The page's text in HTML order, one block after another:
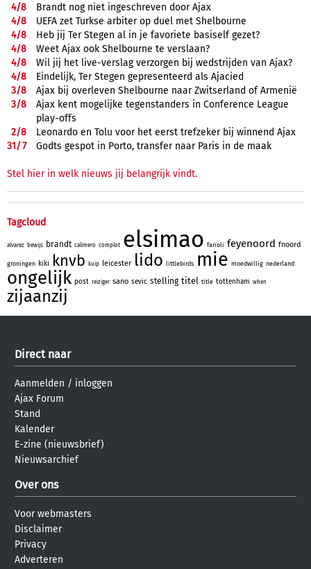
4/8
Brandt nog niet ingeschreven door Ajax
4/8
UEFA zet Turkse arbiter op duel met Shelbourne
4/8
Heb jij Ter Stegen al in je favoriete basiself gezet?
4/8
Weet Ajax ook Shelbourne te verslaan?
4/8
Wil jij het live-verslag verzorgen bij wedstrijden van Ajax?
4/8
Eindelijk, Ter Stegen gepresenteerd als Ajacied
3/8
Ajax bij overleven Shelbourne naar Zwitserland of Armenië
3/8
Ajax kent mogelijke tegenstanders in Conference League
play-offs
2/8
Leonardo en Tolu voor het eerst trefzeker bij winnend Ajax
31/7 Godts gespot in Porto, transfer naar Paris in de maak
Stel hier in welk nieuws jij belangrijk vindt.
Tagcloud
alvarez bewijs brandt calimero complot elsimao farioli feyenoord fnoord
groningen kiki knvb kuip leicester lido littlebirds mie moedwillig nederland
ongelijk post reiziger sano sevic stelling titel title tottenham when
zijaanzij
Direct naar
Aanmelden / inloggen
Ajax Forum
Stand
Kalender
E-zine (nieuwsbrief)
Nieuwsarchief
Over ons
Voor webmasters
Disclaimer
Privacy
Adverteren